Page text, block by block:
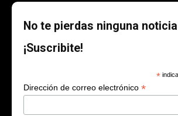
No te pierdas ninguna noticia
¡Suscribite!
*
Dirección de correo electrónico *